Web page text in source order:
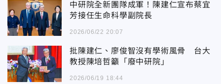
中研院全新團隊成軍！陳建仁宣布蔡宜
芳接任生命科學副院長
2026/06/22 20:07
批陳建仁、廖俊智沒有學術風骨 台大
教授陳培哲籲「廢中研院」
2026/06/19 18:44